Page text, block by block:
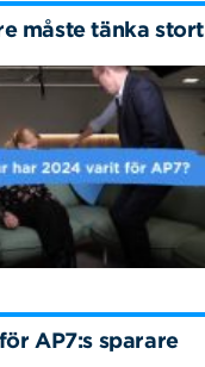
måste tänka stort
AP7:s sparare